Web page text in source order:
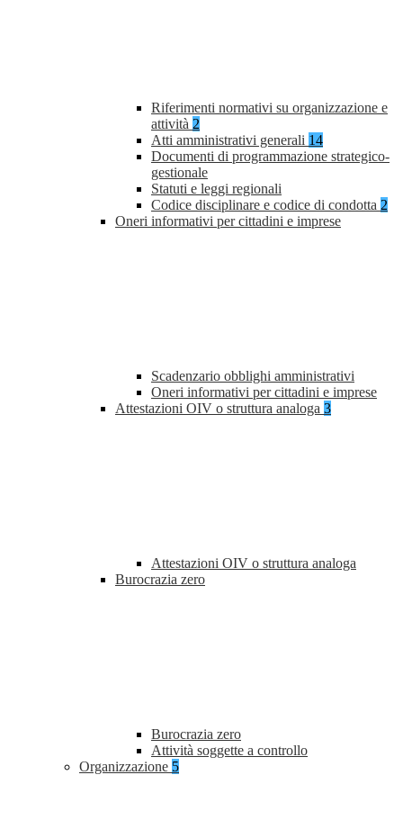
Riferimenti normativi su organizzazione e
attività 2
Atti amministrativi generali 14
Documenti di programmazione strategico-
gestionale
Statuti e leggi regionali
Codice disciplinare e codice di condotta 2
Oneri informativi per cittadini e imprese
Scadenzario obblighi amministrativi
Oneri informativi per cittadini e imprese
Attestazioni OIV o struttura analoga 3
Attestazioni OIV o struttura analoga
Burocrazia zero
Burocrazia zero
Attività soggette a controllo
Organizzazione 5